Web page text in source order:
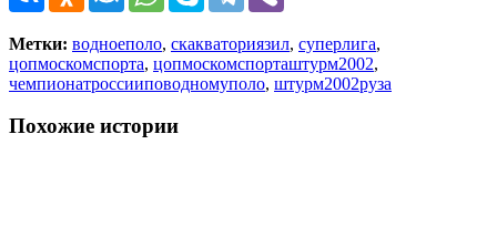
Метки: водноеполо, скакваториязил, суперлига,
цопмоскомспорта, цопмоскомспорташтурм2002,
чемпионатроссииповодномуполо, штурм2002руза
Похожие истории